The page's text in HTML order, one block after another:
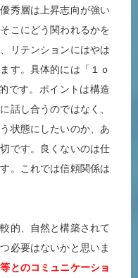
秀層は上昇志向が強い
こにどう関われるかを
リテンションにはやは
す。具体的には「１ｏ
です。ポイントは構造
話し合うのではなく、
状態にしたいのか、あ
です。良くないのは仕
。これでは信頼関係は
的、自然と構築されて
必要はないかと思いま
とのコミュニケーショ